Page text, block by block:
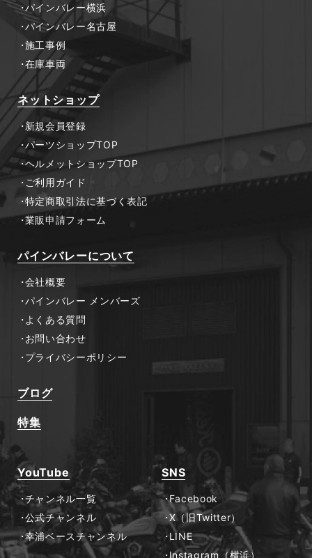
パインバレー横浜
パインバレー名古屋
施工事例
在庫車両
ネットショップ
新規会員登録
パーツショップTOP
ヘルメットショップTOP
ご利用ガイド
特定商取引法に基づく表記
業販申請フォーム
パインバレーについて
会社概要
パインバレー メンバーズ
よくある質問
お問い合わせ
プライバシーポリシー
ブログ
特集
YouTube
チャンネル一覧
公式チャンネル
幸浦ベースチャンネル
SNS
Facebook
X（旧Twitter）
LINE
Instagram（横浜）